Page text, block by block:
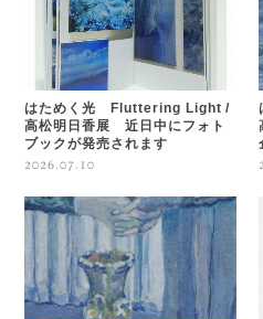
はためく光 Fluttering Light /
高松明日香展 近日中にフォト
ブックが発売されます
2026.07.10